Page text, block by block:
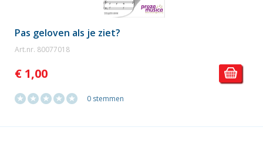
Pas geloven als je ziet?
Art.nr. 80077018
€ 1,00
0 stemmen